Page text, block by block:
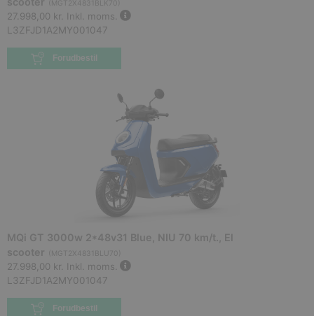
MGT2X4831BLK70
27.998,00 kr. Inkl. moms.
L3ZFJD1A2MY001047
Forudbestil
MQi GT 3000w 2*48v31 Blue, NIU 70 km/t., El
scooter
MGT2X4831BLU70
27.998,00 kr. Inkl. moms.
L3ZFJD1A2MY001047
Forudbestil